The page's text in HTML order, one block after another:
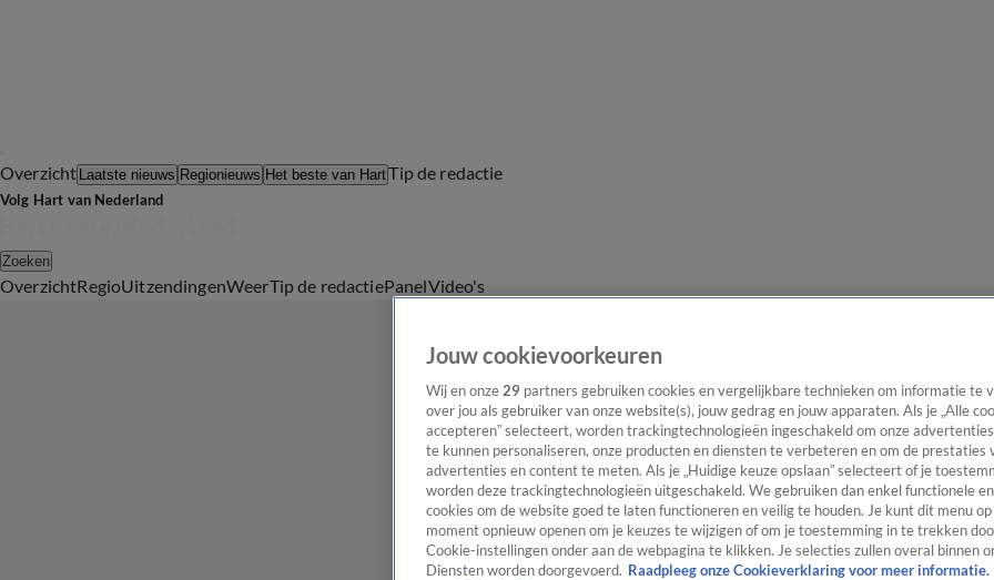
Overzicht Laatste nieuws Regionieuws Het beste van HartTip de redactie
Volg Hart van Nederland
Zoeken
OverzichtRegioUitzendingenWeerTip de redactiePanelVideo's
Jouw cookievoorkeuren
Wij en onze 29 partners gebruiken cookies en vergelijkbare technieken om informatie te
over jou als gebruiker van onze website(s), jouw gedrag en jouw apparaten. Als je „Alle
accepteren” selecteert, worden trackingtechnologieën ingeschakeld om onze
te kunnen personaliseren, onze producten en diensten te verbeteren en om de prestaties
advertenties en content te meten. Als je „Huidige keuze opslaan” selecteert of je
worden deze trackingtechnologieën uitgeschakeld. We gebruiken dan enkel functionele
cookies om de website goed te laten functioneren en veilig te houden. Je kunt dit menu
moment opnieuw openen om je keuzes te wijzigen of om je toestemming in te trekken
Cookie-instellingen onder aan de webpagina te klikken. Je selecties zullen overal binnen
Diensten worden doorgevoerd. Raadpleeg onze Cookieverklaring voor meer informatie.